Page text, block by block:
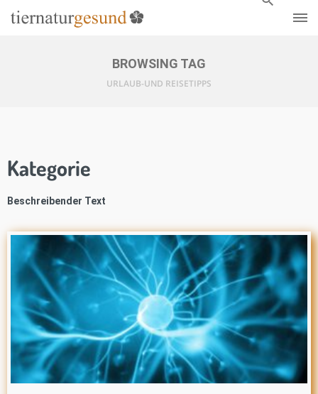
BROWSING TAG
URLAUB-UND REISETIPPS
Kategorie
Beschreibender Text